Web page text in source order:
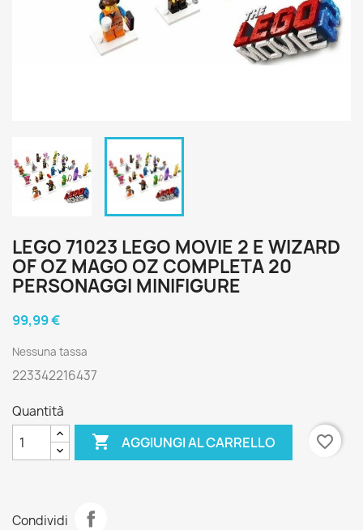
LEGO 71023 LEGO MOVIE 2 E WIZARD
OF OZ MAGO OZ COMPLETA 20
PERSONAGGI MINIFIGURE
99,99 €
Nessuna tassa
223342216437
Quantità
 AGGIUNGI AL CARRELLO favorite_border
Condividi